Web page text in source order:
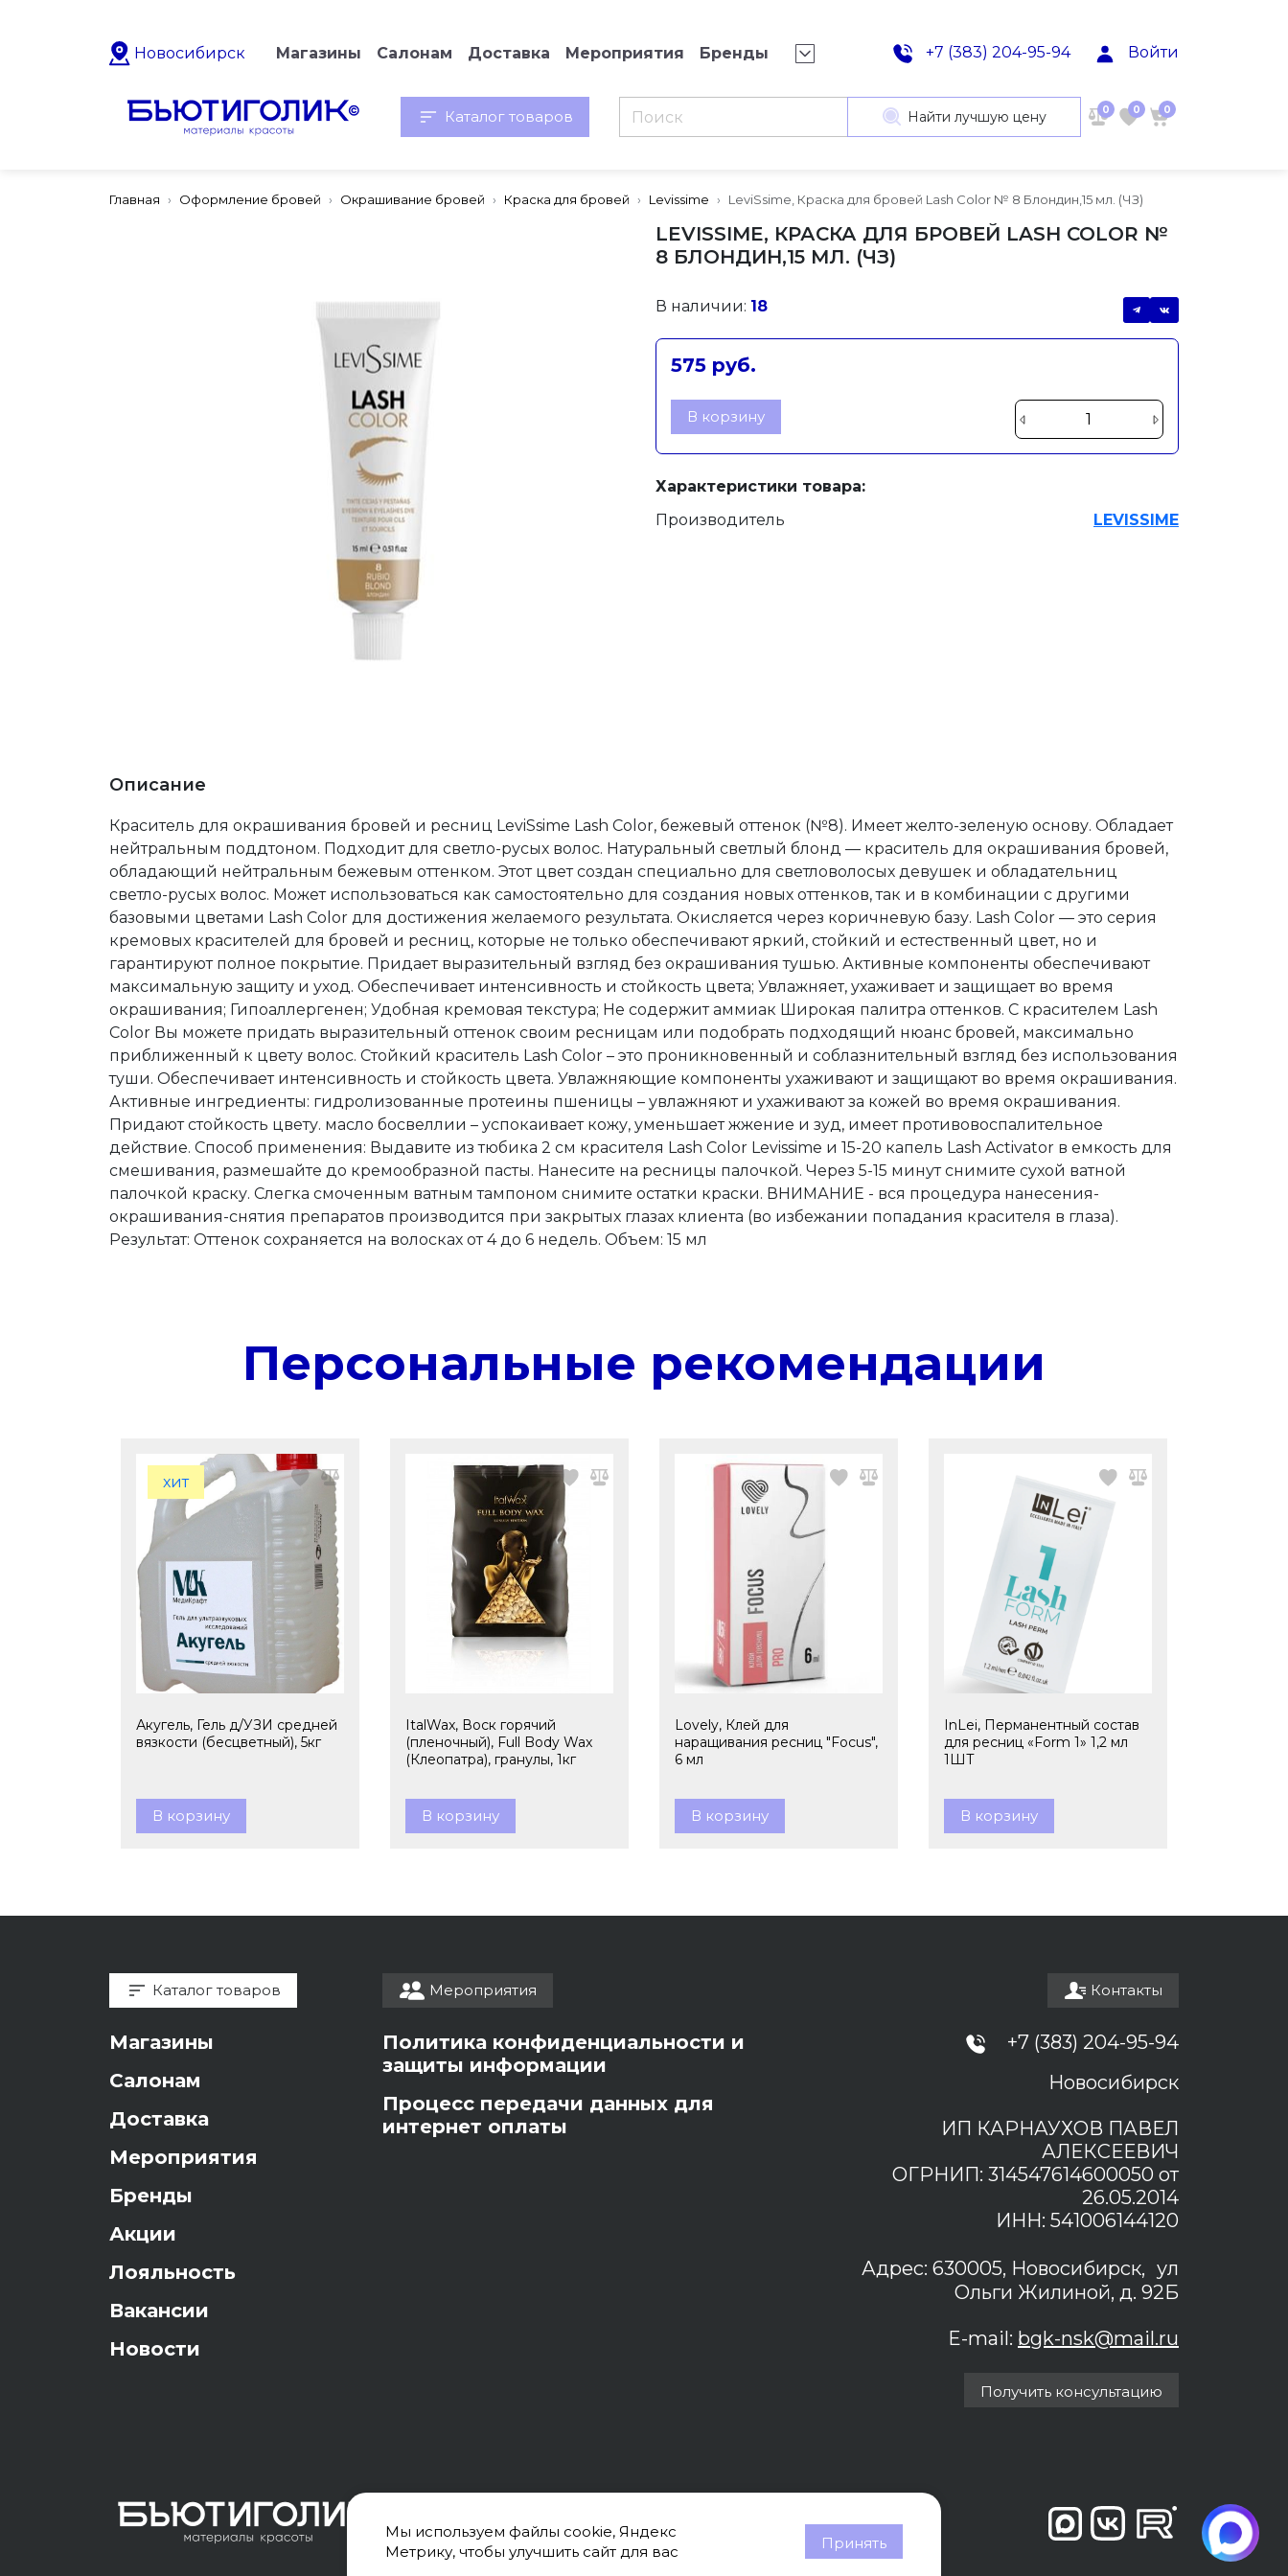
Новосибирск Магазины Салонам Доставка Мероприятия Бренды +7 (383) 204-95-94 Войти
Каталог товаров Найти лучшую цену 0 0 0
Главная Оформление бровей Окрашивание бровей Краска для бровей Levissime LeviSsime, Краска для бровей Lash Color № 8 Блондин,15 мл. (ЧЗ)
LEVISSIME, КРАСКА ДЛЯ БРОВЕЙ LASH COLOR №
8 БЛОНДИН,15 МЛ. (ЧЗ)
В наличии: 18
575 руб.
В корзину
Характеристики товара:
Производитель
LEVISSIME
Описание
Краситель для окрашивания бровей и ресниц LeviSsime Lash Color, бежевый оттенок (№8). Имеет желто-зеленую основу. Обладает
нейтральным поддтоном. Подходит для светло-русых волос. Натуральный светлый блонд — краситель для окрашивания бровей,
обладающий нейтральным бежевым оттенком. Этот цвет создан специально для светловолосых девушек и обладательниц
светло-русых волос. Может использоваться как самостоятельно для создания новых оттенков, так и в комбинации с другими
базовыми цветами Lash Color для достижения желаемого результата. Окисляется через коричневую базу. Lash Color — это серия
кремовых красителей для бровей и ресниц, которые не только обеспечивают яркий, стойкий и естественный цвет, но и
гарантируют полное покрытие. Придает выразительный взгляд без окрашивания тушью. Активные компоненты обеспечивают
максимальную защиту и уход. Обеспечивает интенсивность и стойкость цвета; Увлажняет, ухаживает и защищает во время
окрашивания; Гипоаллергенен; Удобная кремовая текстура; Не содержит аммиак Широкая палитра оттенков. С красителем Lash
Color Вы можете придать выразительный оттенок своим ресницам или подобрать подходящий нюанс бровей, максимально
приближенный к цвету волос. Стойкий краситель Lash Color – это проникновенный и соблазнительный взгляд без использования
туши. Обеспечивает интенсивность и стойкость цвета. Увлажняющие компоненты ухаживают и защищают во время окрашивания.
Активные ингредиенты: гидролизованные протеины пшеницы – увлажняют и ухаживают за кожей во время окрашивания.
Придают стойкость цвету. масло босвеллии – успокаивает кожу, уменьшает жжение и зуд, имеет противовоспалительное
действие. Способ применения: Выдавите из тюбика 2 см красителя Lash Color Levissime и 15-20 капель Lash Activator в емкость для
смешивания, размешайте до кремообразной пасты. Нанесите на ресницы палочкой. Через 5-15 минут снимите сухой ватной
палочкой краску. Слегка смоченным ватным тампоном снимите остатки краски. ВНИМАНИЕ - вся процедура нанесения-
окрашивания-снятия препаратов производится при закрытых глазах клиента (во избежании попадания красителя в глаза).
Результат: Оттенок сохраняется на волосках от 4 до 6 недель. Объем: 15 мл
Персональные рекомендации
хит
Акугель, Гель д/УЗИ средней
вязкости (бесцветный), 5кг
В корзину
ItalWax, Воск горячий
(пленочный), Full Body Wax
(Клеопатра), гранулы, 1кг
В корзину
Lovely, Клей для
наращивания ресниц "Focus",
6 мл
В корзину
InLei, Перманентный состав
для ресниц «Form 1» 1,2 мл
1ШТ
В корзину
Каталог товаров
Магазины
Салонам
Доставка
Мероприятия
Бренды
Акции
Лояльность
Вакансии
Новости
Мероприятия
Политика конфиденциальности и
защиты информации
Процесс передачи данных для
интернет оплаты
Контакты
+7 (383) 204-95-94
Новосибирск
ИП КАРНАУХОВ ПАВЕЛ
АЛЕКСЕЕВИЧ
ОГРНИП: 314547614600050 от
26.05.2014
ИНН: 541006144120
Адрес: 630005, Новосибирск, ул
Ольги Жилиной, д. 92Б
E-mail: bgk-nsk@mail.ru
Получить консультацию
Мы используем файлы cookie, Яндекс
Метрику, чтобы улучшить сайт для вас
Принять